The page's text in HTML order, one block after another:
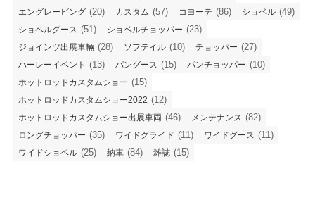
エングレービング (20) カスタム (57) コヨーテ (86) ショベル (49)
ショベルグース (51) ショベルチョッパー (23)
ジョインツ出展車輛 (28) ソフテイル (10) チョッパー (27)
ハーレーイベント (13) パングース (15) パンチョッパー (10)
ホットロッドカスタムショー (15)
ホットロッドカスタムショー2022 (12)
ホットロッドカスタムショー出展車両 (46) メンテナンス (82)
ロングチョッパー (35) ワイドグライド (11) ワイドグース (11)
ワイドショベル (25) 納車 (84) 雑誌 (15)